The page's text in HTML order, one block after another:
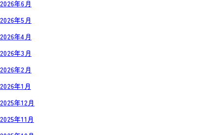
2026年6月
2026年5月
2026年4月
2026年3月
2026年2月
2026年1月
2025年12月
2025年11月